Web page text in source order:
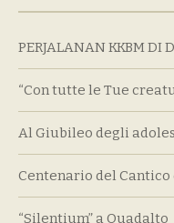
PERJALANAN KKBM DI
“Con tutte le Tue
Al Giubileo degli
Centenario del
“Silentium” a Quadalto